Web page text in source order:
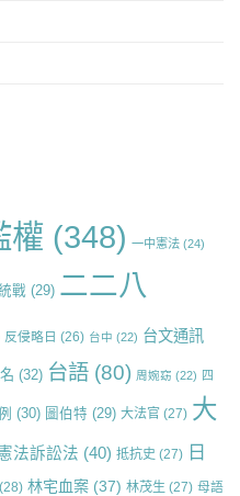
權 (348) 一中憲法 (24)
戰 (29) 二二八
反侵略日 (26) 台中 (22) 台文通訊
(32) 台語 (80) 周婉窈 (22) 四
(30) 圖伯特 (29) 大法官 (27) 大
法訴訟法 (40) 抵抗史 (27) 日
(28) 林宅血案 (37) 林茂生 (27) 母語